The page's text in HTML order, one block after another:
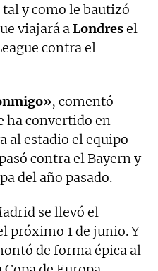
tal y como le bautizó
viajará aLondresel
contra el
, comentó
ha convertido en
al estadio el equipo
contra el Bayern y
del año pasado.
se llevó el
próximo 1 de junio. Y
de forma épica al